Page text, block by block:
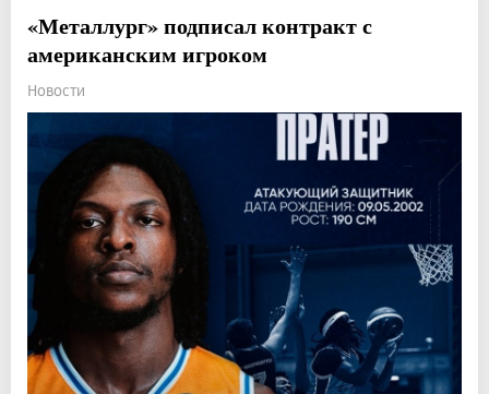
«Металлург» подписал контракт с
американским игроком
Новости